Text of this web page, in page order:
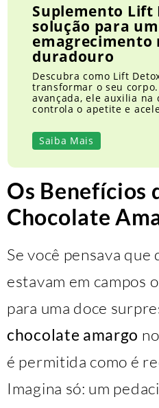
Suplemento Lift
solução para um
emagrecimento
duradouro
Descubra como Lift
transformar o seu
avançada, ele auxilia na
controla o apetite e
Saiba Mais
Os Benefícios
Chocolate
Se você pensava que
estavam em campos
para uma doce
chocolate amargo
é permitida como é
Imagina só: um